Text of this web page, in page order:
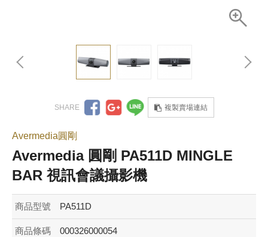
複製賣場連結
Avermedia圓剛
Avermedia 圓剛 PA511D MINGLE
BAR 視訊會議攝影機
商品型號 PA511D
商品條碼 000326000054